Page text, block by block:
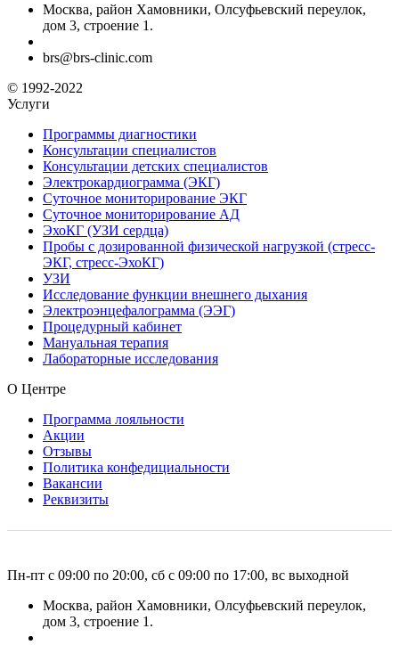
Москва, район Хамовники, Олсуфьевский переулок,
дом 3, строение 1.
brs@brs-clinic.com
© 1992-2022
Услуги
Программы диагностики
Консультации специалистов
Консультации детских специалистов
Электрокардиограмма (ЭКГ)
Суточное мониторирование ЭКГ
Суточное мониторирование АД
ЭхоКГ (УЗИ сердца)
Пробы с дозированной физической нагрузкой (стресс-
ЭКГ, стресс-ЭхоКГ)
УЗИ
Исследование функции внешнего дыхания
Электроэнцефалограмма (ЭЭГ)
Процедурный кабинет
Мануальная терапия
Лабораторные исследования
О Центре
Программа лояльности
Акции
Отзывы
Политика конфедициальности
Вакансии
Реквизиты
Пн-пт с 09:00 по 20:00, сб с 09:00 по 17:00, вс выходной
Москва, район Хамовники, Олсуфьевский переулок,
дом 3, строение 1.